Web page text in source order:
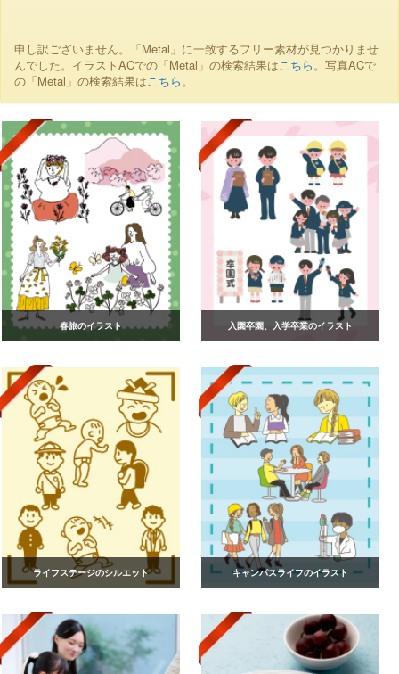
申し訳ございません。「Metal」に一致するフリー素材が見つかりませ
んでした。イラストACでの「Metal」の検索結果はこちら。写真ACで
の「Metal」の検索結果はこちら。
春旅のイラスト 入園卒園、入学卒業のイラスト
ライフステージのシルエット キャンパスライフのイラスト